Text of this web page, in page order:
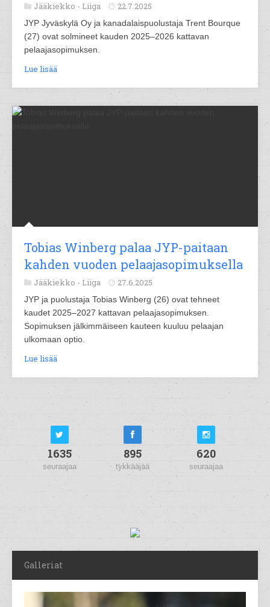
Jääkiekko - Liiga 22.7.2025
JYP Jyväskylä Oy ja kanadalaispuolustaja Trent Bourque
(27) ovat solmineet kauden 2025–2026 kattavan
pelaajasopimuksen.
Lue lisää
Tobias Winberg palaa JYP-paitaan
kahden vuoden pelaajasopimuksella
Jääkiekko - Liiga 27.6.2025
JYP ja puolustaja Tobias Winberg (26) ovat tehneet
kaudet 2025–2027 kattavan pelaajasopimuksen.
Sopimuksen jälkimmäiseen kauteen kuuluu pelaajan
ulkomaan optio.
Lue lisää
1635
seuraajaa
895
tykkääjää
620
seuraajaa
Galleriat